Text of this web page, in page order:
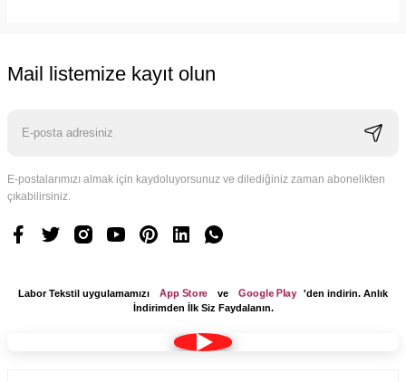
Mail listemize kayıt olun
E-postalarımızı almak için kaydoluyorsunuz ve dilediğiniz zaman abonelikten
çıkabilirsiniz.
Labor Tekstil uygulamamızı App Store ve Google Play 'den indirin. Anlık
İndirimden İlk Siz Faydalanın.